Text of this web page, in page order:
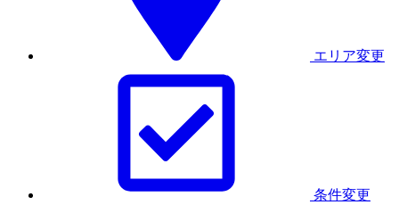
エリア変更
条件変更